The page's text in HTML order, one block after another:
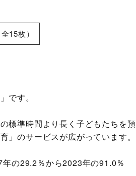
15枚）
です。
標準時間より長く子どもたちを預
」のサービスが広がっています。
の29.2％から2023年の91.0％